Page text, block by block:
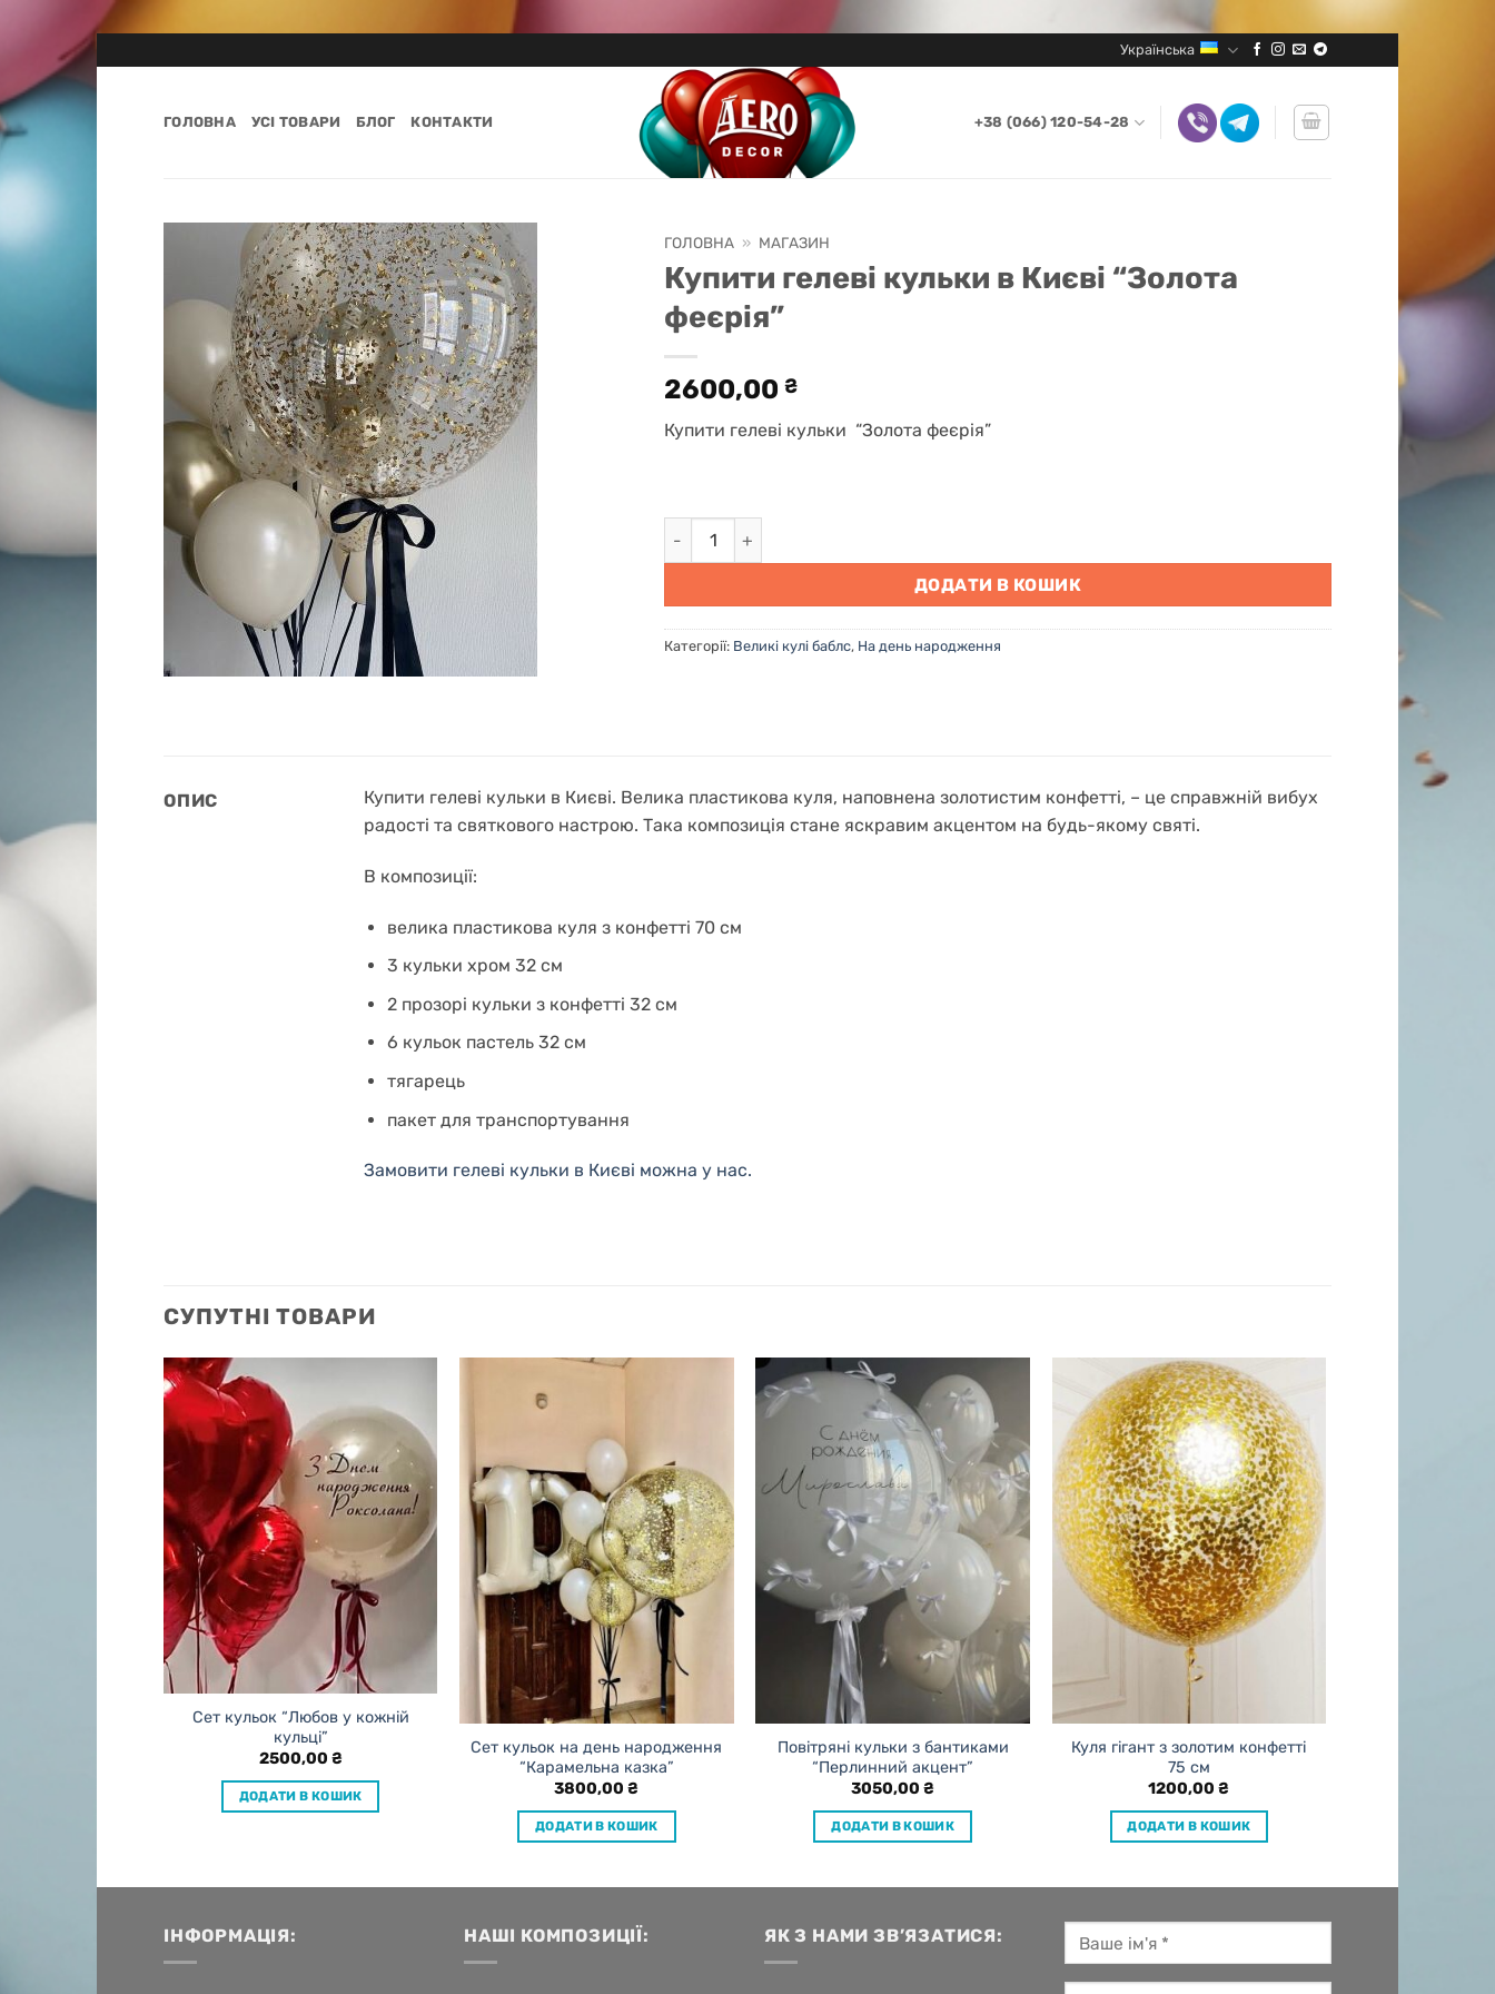
Пропустити Українська
ГОЛОВНА УСІ ТОВАРИ БЛОГ КОНТАКТИ +38 (066) 120-54-28
ГОЛОВНА » МАГАЗИН
Купити гелеві кульки в Києві “Золота
феєрія”
2600,00 ₴
Купити гелеві кульки “Золота феєрія”
Купити гелеві кульки в Києві "Золота феєрія" кількість
ДОДАТИ В КОШИК
Категорії: Великі кулі баблс, На день народження
ОПИС
Купити гелеві кульки в Києві. Велика пластикова куля, наповнена золотистим конфетті, – це справжній вибух
радості та святкового настрою. Така композиція стане яскравим акцентом на будь-якому святі.
В композиції:
велика пластикова куля з конфетті 70 см
3 кульки хром 32 см
2 прозорі кульки з конфетті 32 см
6 кульок пастель 32 см
тягарець
пакет для транспортування
Замовити гелеві кульки в Києві можна у нас.
СУПУТНІ ТОВАРИ
Сет кульок “Любов у кожній
кульці”
2500,00 ₴
ДОДАТИ В КОШИК
Сет кульок на день народження
“Карамельна казка”
3800,00₴
ДОДАТИ В КОШИК
Повітряні кульки з бантиками
“Перлинний акцент”
3050,00₴
ДОДАТИ В КОШИК
Куля гігант з золотим конфетті
75 см
1200,00₴
ДОДАТИ В КОШИК
ІНФОРМАЦІЯ: НАШІ КОМПОЗИЦІЇ: ЯК З НАМИ ЗВ’ЯЗАТИСЯ: